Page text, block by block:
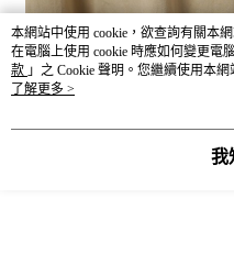
本網站中使用 cookie，欲查詢有關本
在電腦上使用 cookie 時應如何變更電
款 」之 Cookie 聲明。您繼續使用本
之 Cookie 聲明使用 cookie。
了解更多 >
我